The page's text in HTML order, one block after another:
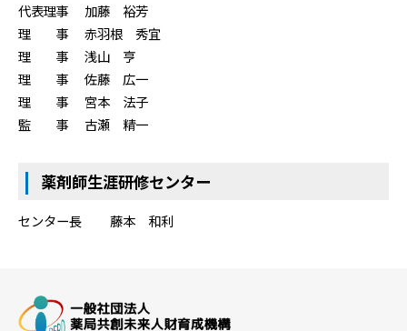
代表理事 加藤 裕芳
理 事 赤羽根 秀宜
理 事 浅山 亨
理 事 佐藤 広一
理 事 宮本 法子
監 事 古瀬 精一
薬剤師生涯研修センター
センター長 藤本 和利